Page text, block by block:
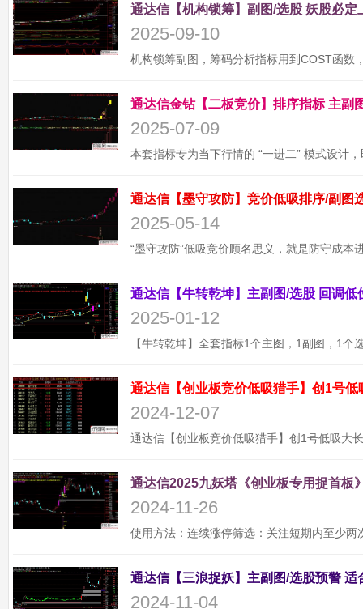
2025-09-10
2025-07-09
2025-05-14
2025-01-12
通达信【创业板竞价低吸猎手】创1号
2024-12-07
通达信2025九妖塔《创业板专用捉首板
2024-11-26
2024-11-04